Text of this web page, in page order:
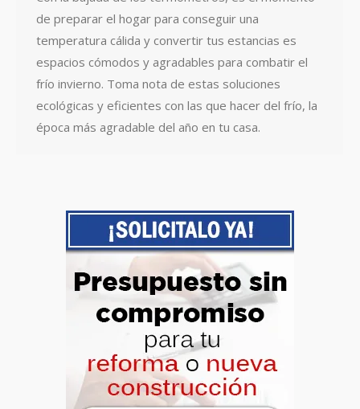
de preparar el hogar para conseguir una
temperatura cálida y convertir tus estancias es
espacios cómodos y agradables para combatir el
frío invierno. Toma nota de estas soluciones
ecológicas y eficientes con las que hacer del frío, la
época más agradable del año en tu casa.